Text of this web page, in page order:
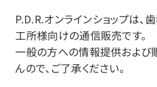
P.D.R.オンラインショップは、
工所様向けの通信販売です。
一般の方への情報提供および
んので、ご了承ください。
10本用
色：
ライトブル